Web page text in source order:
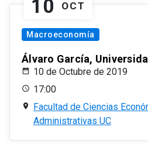
10 OCT
Macroeconomía
Álvaro García,
10 de Octubre de 2019
17:00
Facultad de Ciencias
Administrativas UC